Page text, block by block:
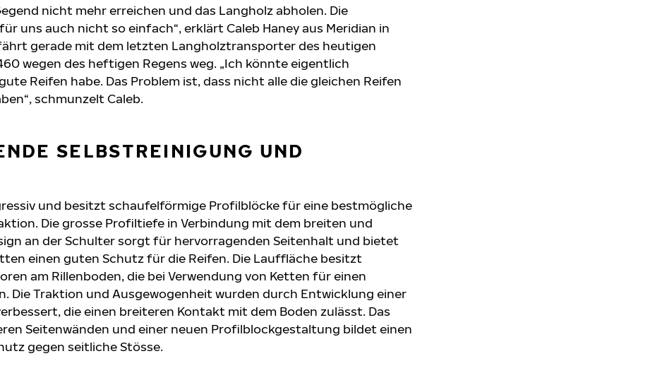
nicht mehr erreichen und das Langholz abholen. Die
uns auch nicht so einfach“, erklärt Caleb Haney aus Meridian in
fährt gerade mit dem letzten Langholztransporter des heutigen
wegen des heftigen Regens weg. „Ich könnte eigentlich
Reifen habe. Das Problem ist, dass nicht alle die gleichen Reifen
schmunzelt Caleb.
SELBSTREINIGUNG UND
und besitzt schaufelförmige Profilblöcke für eine bestmögliche
Die grosse Profiltiefe in Verbindung mit dem breiten und
an der Schulter sorgt für hervorragenden Seitenhalt und bietet
einen guten Schutz für die Reifen. Die Lauffläche besitzt
am Rillenboden, die bei Verwendung von Ketten für einen
Die Traktion und Ausgewogenheit wurden durch Entwicklung einer
die einen breiteren Kontakt mit dem Boden zulässt. Das
Seitenwänden und einer neuen Profilblockgestaltung bildet einen
gegen seitliche Stösse.